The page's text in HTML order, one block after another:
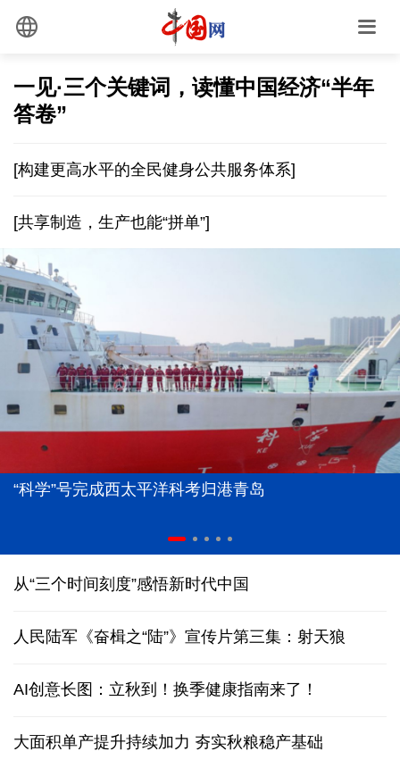
一见·三个关键词，读懂中国经济“半年
答卷”
[构建更高水平的全民健身公共服务体系]
[共享制造，生产也能“拼单”]
“科学”号完成西太平洋科考归港青岛
从“三个时间刻度”感悟新时代中国
人民陆军《奋楫之“陆”》宣传片第三集：射天狼
AI创意长图：立秋到！换季健康指南来了！
大面积单产提升持续加力 夯实秋粮稳产基础